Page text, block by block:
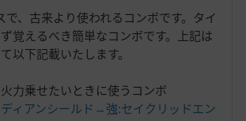
で、古来より使われるコンボです。タイ
覚えるべき簡単なコンボです。上記は
以下記載いたします。
力乗せたいときに使うコンボ
ィアンシールド→強:セイクリッドエン